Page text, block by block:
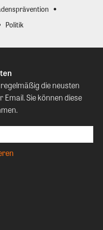
Politik
die neusten
Sie können diese